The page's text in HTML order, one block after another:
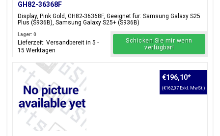
GH82-36368F
Display, Pink Gold, GH82-36368F, Geeignet für: Samsung Galaxy S25
Plus (S936B), Samsung Galaxy S25+ (S936B)
Lager: 0
Lieferzeit: Versandbereit in 5 -
15 Werktagen
Schicken Sie mir wenn
verfügbar!
€196,10*
(€162,07 Exkl. MwSt.)